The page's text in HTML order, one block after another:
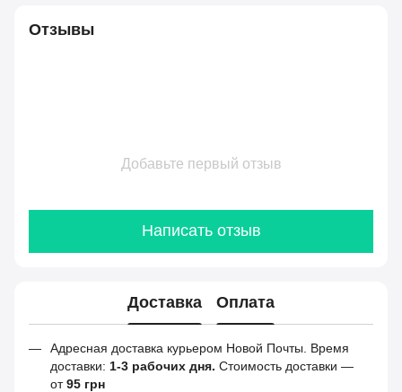
Отзывы
Добавьте первый отзыв
Написать отзыв
Доставка Оплата
Адресная доставка курьером Новой Почты. Время
доставки: 1-3 рабочих дня. Стоимость доставки —
от95 грн